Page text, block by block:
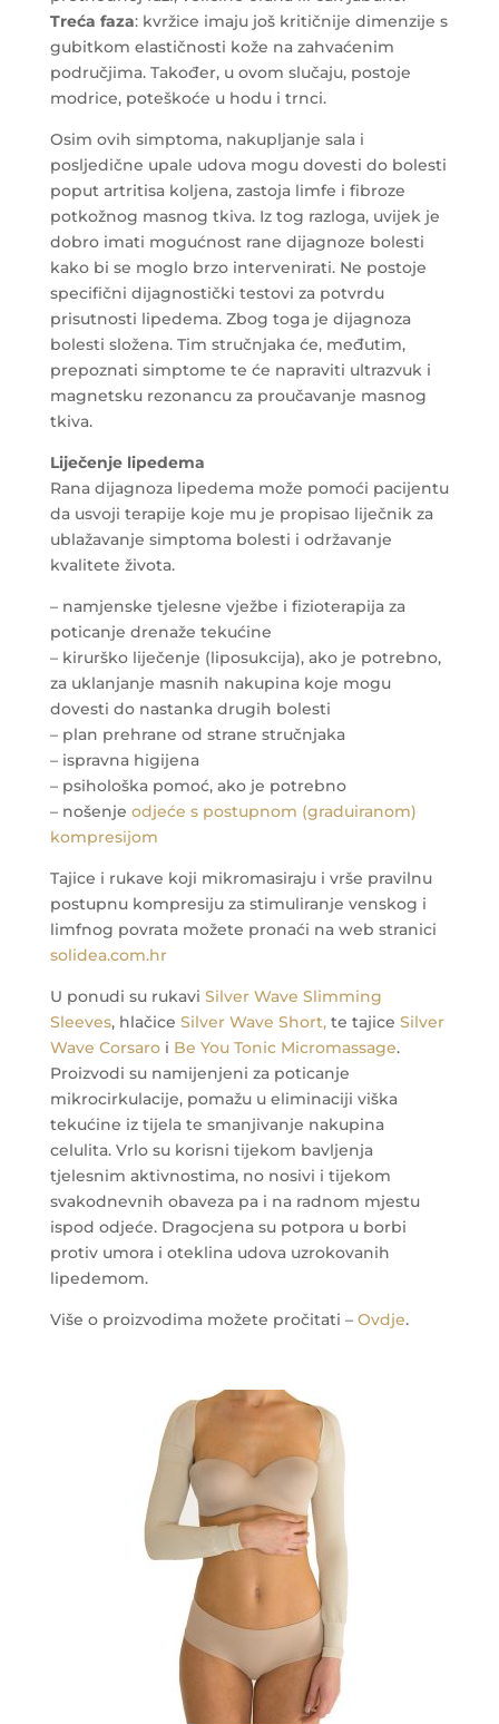
Treća faza: kvržice imaju još kritičnije dimenzije s
gubitkom elastičnosti kože na zahvaćenim
područjima. Također, u ovom slučaju, postoje
modrice, poteškoće u hodu i trnci.
Osim ovih simptoma, nakupljanje sala i
posljedične upale udova mogu dovesti do bolesti
poput artritisa koljena, zastoja limfe i fibroze
potkožnog masnog tkiva. Iz tog razloga, uvijek je
dobro imati mogućnost rane dijagnoze bolesti
kako bi se moglo brzo intervenirati. Ne postoje
specifični dijagnostički testovi za potvrdu
prisutnosti lipedema. Zbog toga je dijagnoza
bolesti složena. Tim stručnjaka će, međutim,
prepoznati simptome te će napraviti ultrazvuk i
magnetsku rezonancu za proučavanje masnog
tkiva.
Liječenje lipedema
Rana dijagnoza lipedema može pomoći pacijentu
da usvoji terapije koje mu je propisao liječnik za
ublažavanje simptoma bolesti i održavanje
kvalitete života.
– namjenske tjelesne vježbe i fizioterapija za
poticanje drenaže tekućine
– kirurško liječenje (liposukcija), ako je potrebno,
za uklanjanje masnih nakupina koje mogu
dovesti do nastanka drugih bolesti
– plan prehrane od strane stručnjaka
– ispravna higijena
– psihološka pomoć, ako je potrebno
– nošenje odjeće s postupnom (graduiranom)
kompresijom
Tajice i rukave koji mikromasiraju i vrše pravilnu
postupnu kompresiju za stimuliranje venskog i
limfnog povrata možete pronaći na web stranici
solidea.com.hr
U ponudi su rukavi Silver Wave Slimming
Sleeves, hlačice Silver Wave Short,te tajice Silver
Wave Corsaroi Be You Tonic Micromassage.
Proizvodi su namijenjeni za poticanje
mikrocirkulacije, pomažu u eliminaciji viška
tekućine iz tijela te smanjivanje nakupina
celulita. Vrlo su korisni tijekom bavljenja
tjelesnim aktivnostima, no nosivi i tijekom
svakodnevnih obaveza pa i na radnom mjestu
ispod odjeće. Dragocjena su potpora u borbi
protiv umora i oteklina udova uzrokovanih
lipedemom.
Više o proizvodima možete pročitati – Ovdje.